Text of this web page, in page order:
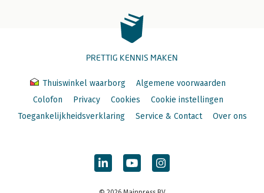
PRETTIG KENNIS MAKEN
Thuiswinkel waarborg
Algemene voorwaarden
Colofon
Privacy Cookies
Cookie instellingen
Toegankelijkheidsverklaring
Service & Contact Over ons